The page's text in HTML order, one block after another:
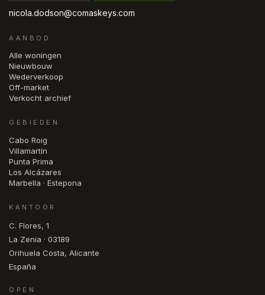
nicola.dodson@comaskeys.com
AANBOD
Alle woningen
Nieuwbouw
Wederverkoop
Off-market
Verkocht archief
GEBIEDEN
Cabo Roig
Villamartín
Punta Prima
Los Alcázares
Marbella · Estepona
KANTOOR
C. Flores, 1
La Zenia · 03189
Orihuela Costa, Alicante
España
OPEN